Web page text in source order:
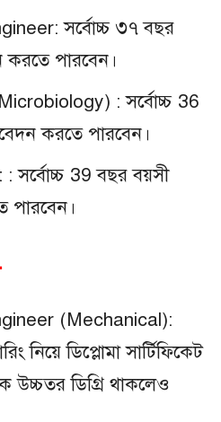
সর্বোচ্চ ৩৭ বছর
করতে পারবেন।
: সর্বোচ্চ 36
করতে পারবেন।
39 বছর বয়সী
পারবেন।
(Mechanical):
নিয়ে ডিপ্লোমা সার্টিফিকেট
উচ্চতর ডিগ্রি থাকলেও